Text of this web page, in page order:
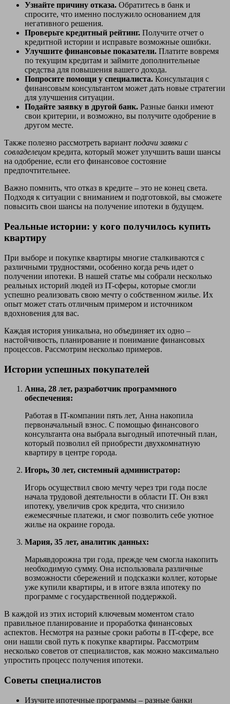
Узнайте причину отказа. Обратитесь в банк и
спросите, что именно послужило основанием для
негативного решения.
Проверьте кредитный рейтинг. Получите отчет о
кредитной истории и исправьте возможные ошибки.
Улучшите финансовые показатели. Платите вовремя
по текущим кредитам и займите дополнительные
средства для повышения вашего дохода.
Попросите помощи у специалиста. Консультация с
финансовым консультантом может дать новые стратегии
для улучшения ситуации.
Подайте заявку в другой банк. Разные банки имеют
свои критерии, и возможно, вы получите одобрение в
другом месте.
Также полезно рассмотреть вариант подачи заявки с
совладелецом кредита, который может улучшить ваши шансы
на одобрение, если его финансовое состояние
предпочтительнее.
Важно помнить, что отказ в кредите – это не конец света.
Подходя к ситуации с вниманием и подготовкой, вы сможете
повысить свои шансы на получение ипотеки в будущем.
Реальные истории: у кого получилось купить
квартиру
При выборе и покупке квартиры многие сталкиваются с
различными трудностями, особенно когда речь идет о
получении ипотеки. В нашей статье мы собрали несколько
реальных историй людей из IT-сферы, которые смогли
успешно реализовать свою мечту о собственном жилье. Их
опыт может стать отличным примером и источником
вдохновения для вас.
Каждая история уникальна, но объединяет их одно –
настойчивость, планирование и понимание финансовых
процессов. Рассмотрим несколько примеров.
Истории успешных покупателей
Анна, 28 лет, разработчик программного
обеспечения:
Работая в IT-компании пять лет, Анна накопила
первоначальный взнос. С помощью финансового
консультанта она выбрала выгодный ипотечный план,
который позволил ей приобрести двухкомнатную
квартиру в центре города.
Игорь, 30 лет, системный администратор:
Игорь осуществил свою мечту через три года после
начала трудовой деятельности в области IT. Он взял
ипотеку, увеличив срок кредита, что снизило
ежемесячные платежи, и смог позволить себе уютное
жилье на окраине города.
Мария, 35 лет, аналитик данных:
Марьявдорожна три года, прежде чем смогла накопить
необходимую сумму. Она использовала различные
возможности сбережений и подсказки коллег, которые
уже купили квартиры, и в итоге взяла ипотеку по
программе с государственной поддержкой.
В каждой из этих историй ключевым моментом стало
правильное планирование и проработка финансовых
аспектов. Несмотря на разные сроки работы в IT-сфере, все
они нашли свой путь к покупке квартиры. Рассмотрим
несколько советов от специалистов, как можно максимально
упростить процесс получения ипотеки.
Советы специалистов
Изучите ипотечные программы – разные банки